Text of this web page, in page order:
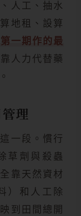
人工、抽水
地租、設算
一期作的最
人力代替藥
理
一段。慣行
草劑與殺蟲
靠天然資材
）和人工除
到田間總開